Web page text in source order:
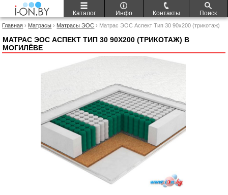
Каталог Инфо Контакты Поиск
Главная › Матрасы › Матрасы ЭОС › Матрас ЭОС Аспект Тип 30 90x200 (трикотаж)
МАТРАС ЭОС АСПЕКТ ТИП 30 90X200 (ТРИКОТАЖ) В
МОГИЛЁВЕ